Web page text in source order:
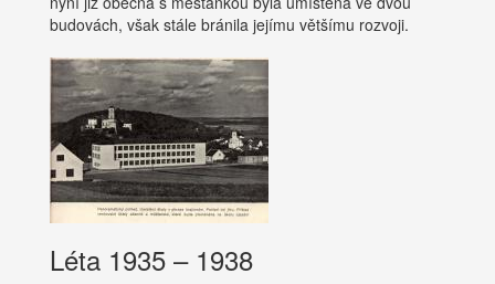
budovách, však stále bránila jejímu většímu rozvoji.
Léta 1935 – 1938